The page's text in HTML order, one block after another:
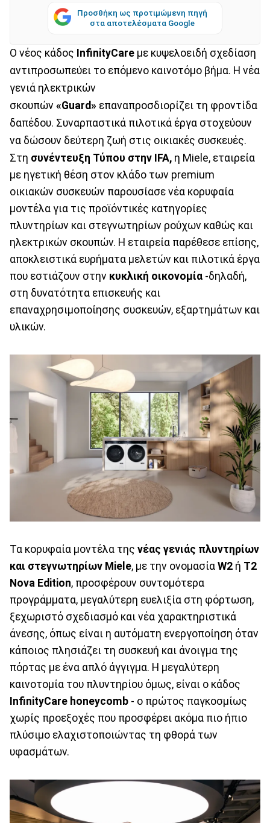
Προσθήκη ως προτιμώμενη πηγή
στα αποτελέσματα Google
Ο νέος κάδος InfinityCare με κυψελοειδή σχεδίαση
αντιπροσωπεύει το επόμενο καινοτόμο βήμα. Η νέα
γενιά ηλεκτρικών
σκουπών «Guard» επαναπροσδιορίζει τη φροντίδα
δαπέδου. Συναρπαστικά πιλοτικά έργα στοχεύουν
να δώσουν δεύτερη ζωή στις οικιακές συσκευές.
Στη συνέντευξη Τύπου στην IFA, η Miele, εταιρεία
με ηγετική θέση στον κλάδο των premium
οικιακών συσκευών παρουσίασε νέα κορυφαία
μοντέλα για τις προϊόντικές κατηγορίες
πλυντηρίων και στεγνωτηρίων ρούχων καθώς και
ηλεκτρικών σκουπών. Η εταιρεία παρέθεσε επίσης,
αποκλειστικά ευρήματα μελετών και πιλοτικά έργα
που εστιάζουν στην κυκλική οικονομία -δηλαδή,
στη δυνατότητα επισκευής και
επαναχρησιμοποίησης συσκευών, εξαρτημάτων και
υλικών.
Τα κορυφαία μοντέλα της νέας γενιάς πλυντηρίων
και στεγνωτηρίων Miele, με την ονομασία W2 ή T2
Nova Edition, προσφέρουν συντομότερα
προγράμματα, μεγαλύτερη ευελιξία στη φόρτωση,
ξεχωριστό σχεδιασμό και νέα χαρακτηριστικά
άνεσης, όπως είναι η αυτόματη ενεργοποίηση όταν
κάποιος πλησιάζει τη συσκευή και άνοιγμα της
πόρτας με ένα απλό άγγιγμα. Η μεγαλύτερη
καινοτομία του πλυντηρίου όμως, είναι ο κάδος
InfinityCare honeycomb - ο πρώτος παγκοσμίως
χωρίς προεξοχές που προσφέρει ακόμα πιο ήπιο
πλύσιμο ελαχιστοποιώντας τη φθορά των
υφασμάτων.